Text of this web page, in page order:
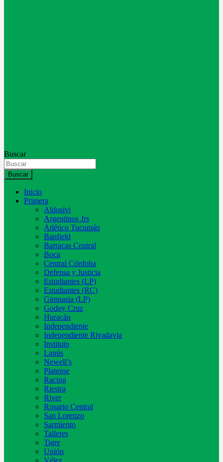
Buscar
Buscar
Inicio
Primera
Aldosivi
Argentinos Jrs
Atlético Tucumán
Banfield
Barracas Central
Boca
Central Córdoba
Defensa y Justicia
Estudiantes (LP)
Estudiantes (RC)
Gimnasia (LP)
Godoy Cruz
Huracán
Independiente
Independiente Rivadavia
Instituto
Lanús
Newell’s
Platense
Racing
Riestra
River
Rosario Central
San Lorenzo
Sarmiento
Talleres
Tigre
Unión
Vélez